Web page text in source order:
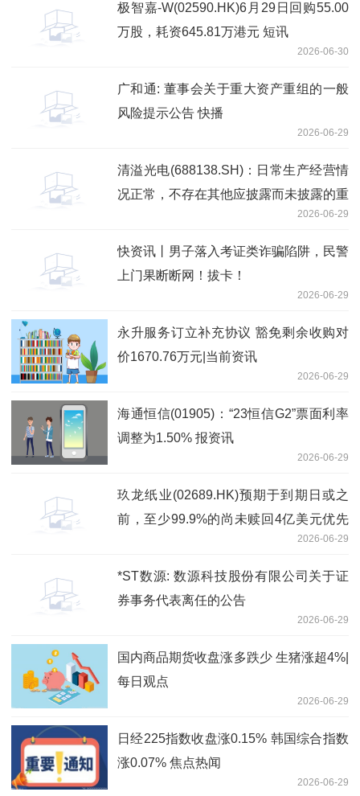
极智嘉-W(02590.HK)6月29日回购55.00
万股，耗资645.81万港元 短讯
2026-06-30
广和通: 董事会关于重大资产重组的一般
风险提示公告 快播
2026-06-29
清溢光电(688138.SH)：日常生产经营情
况正常，不存在其他应披露而未披露的重
2026-06-29
快资讯丨男子落入考证类诈骗陷阱，民警
上门果断断网！拔卡！
2026-06-29
永升服务订立补充协议 豁免剩余收购对
价1670.76万元|当前资讯
2026-06-29
海通恒信(01905)：“23恒信G2”票面利率
调整为1.50% 报资讯
2026-06-29
玖龙纸业(02689.HK)预期于到期日或之
前，至少99.9%的尚未赎回4亿美元优先
永续资本证券总额将获有效交回-资讯
2026-06-29
*ST数源: 数源科技股份有限公司关于证
券事务代表离任的公告
2026-06-29
国内商品期货收盘涨多跌少 生猪涨超4%|
每日观点
2026-06-29
日经225指数收盘涨0.15% 韩国综合指数
涨0.07% 焦点热闻
2026-06-29